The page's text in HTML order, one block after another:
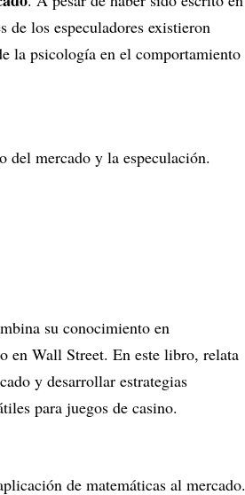
los especuladores existieron
la psicología en el comportamiento
del mercado y la especulación.
su conocimiento en
en Wall Street. En este libro, relata
y desarrollar estrategias
para juegos de casino.
de matemáticas al mercado.